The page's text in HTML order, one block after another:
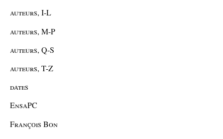
auteurs, I-L
auteurs, M-P
auteurs, Q-S
auteurs, T-Z
dates
EnsaPC
François Bon